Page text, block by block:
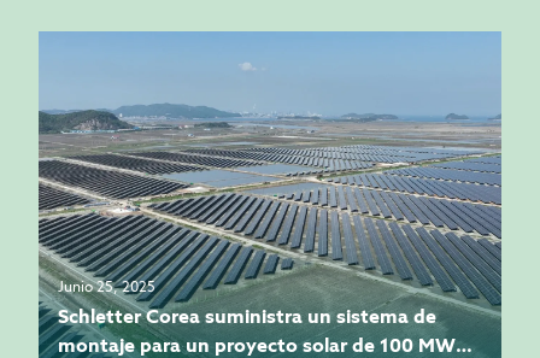
Junio 25, 2025
Schletter Corea suministra un sistema de
montaje para un proyecto solar de 100 MWp